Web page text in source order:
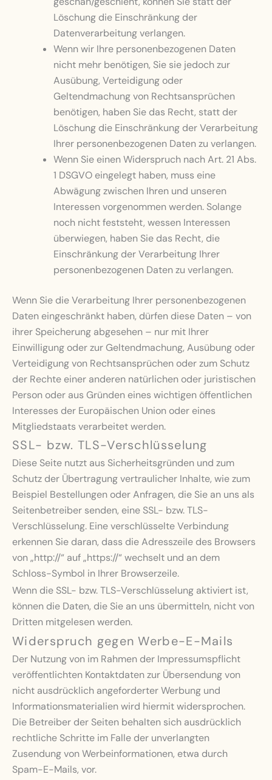
Löschung die Einschränkung der
Datenverarbeitung verlangen.
Wenn wir Ihre personenbezogenen Daten
nicht mehr benötigen, Sie sie jedoch zur
Ausübung, Verteidigung oder
Geltendmachung von Rechtsansprüchen
benötigen, haben Sie das Recht, statt der
Löschung die Einschränkung der Verarbeitung
Ihrer personenbezogenen Daten zu verlangen.
Wenn Sie einen Widerspruch nach Art. 21 Abs.
1 DSGVO eingelegt haben, muss eine
Abwägung zwischen Ihren und unseren
Interessen vorgenommen werden. Solange
noch nicht feststeht, wessen Interessen
überwiegen, haben Sie das Recht, die
Einschränkung der Verarbeitung Ihrer
personenbezogenen Daten zu verlangen.
Wenn Sie die Verarbeitung Ihrer personenbezogenen
Daten eingeschränkt haben, dürfen diese Daten – von
ihrer Speicherung abgesehen – nur mit Ihrer
Einwilligung oder zur Geltendmachung, Ausübung oder
Verteidigung von Rechtsansprüchen oder zum Schutz
der Rechte einer anderen natürlichen oder juristischen
Person oder aus Gründen eines wichtigen öffentlichen
Interesses der Europäischen Union oder eines
Mitgliedstaats verarbeitet werden.
SSL- bzw. TLS-Verschlüsselung
Diese Seite nutzt aus Sicherheitsgründen und zum
Schutz der Übertragung vertraulicher Inhalte, wie zum
Beispiel Bestellungen oder Anfragen, die Sie an uns als
Seitenbetreiber senden, eine SSL- bzw. TLS-
Verschlüsselung. Eine verschlüsselte Verbindung
erkennen Sie daran, dass die Adresszeile des Browsers
von „http://“ auf „https://“ wechselt und an dem
Schloss-Symbol in Ihrer Browserzeile.
Wenn die SSL- bzw. TLS-Verschlüsselung aktiviert ist,
können die Daten, die Sie an uns übermitteln, nicht von
Dritten mitgelesen werden.
Widerspruch gegen Werbe-E-Mails
Der Nutzung von im Rahmen der Impressumspflicht
veröffentlichten Kontaktdaten zur Übersendung von
nicht ausdrücklich angeforderter Werbung und
Informationsmaterialien wird hiermit widersprochen.
Die Betreiber der Seiten behalten sich ausdrücklich
rechtliche Schritte im Falle der unverlangten
Zusendung von Werbeinformationen, etwa durch
Spam-E-Mails, vor.